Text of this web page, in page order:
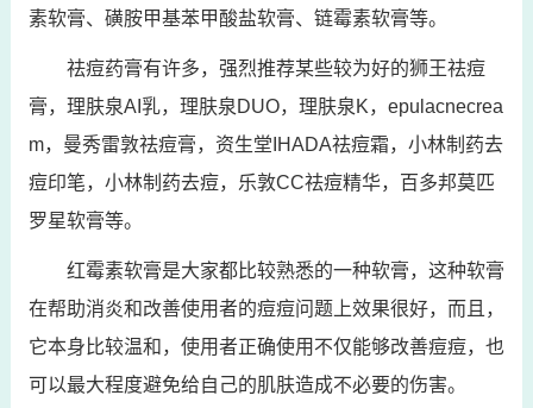
素软膏、磺胺甲基苯甲酸盐软膏、链霉素软膏等。
祛痘药膏有许多，强烈推荐某些较为好的狮王祛痘
膏，理肤泉AI乳，理肤泉DUO，理肤泉K，epulacnecrea
m，曼秀雷敦祛痘膏，资生堂IHADA祛痘霜，小林制药去
痘印笔，小林制药去痘，乐敦CC祛痘精华，百多邦莫匹
罗星软膏等。
红霉素软膏是大家都比较熟悉的一种软膏，这种软膏
在帮助消炎和改善使用者的痘痘问题上效果很好，而且，
它本身比较温和，使用者正确使用不仅能够改善痘痘，也
可以最大程度避免给自己的肌肤造成不必要的伤害。